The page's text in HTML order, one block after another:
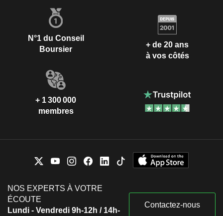
N°1 du Conseil
Boursier
+ de 20 ans
à vos côtés
+ 1 300 000
membres
NOS EXPERTS À VOTRE
ÉCOUTE
Lundi - Vendredi 9h-12h / 14h-
Contactez-nous